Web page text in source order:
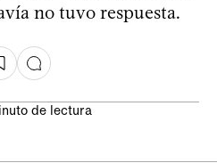
no tuvo respuesta.
de lectura